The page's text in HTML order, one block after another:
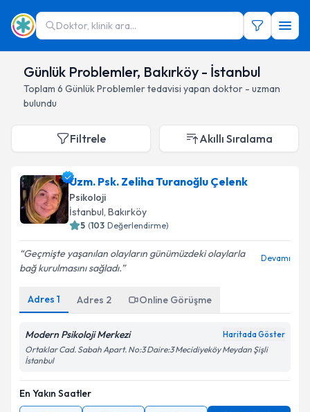
Doktor, klinik ara...
Günlük Problemler, Bakırköy - İstanbul
Toplam 6 Günlük Problemlertedavisi yapan doktor - uzman
bulundu
Filtrele Akıllı Sıralama
Uzm. Psk. Zeliha Turanoğlu Çelenk
Psikoloji
İstanbul, Bakırköy
5 (103 Değerlendirme)
Geçmişte yaşanılan olayların günümüzdeki olaylarla
bağ kurulmasını sağladı.
Devamı
Adres 1 Adres 2 Online Görüşme
Modern Psikoloji Merkezi Haritada Göster
Ortaklar Cad. Sabah Apart. No:3 Daire:3 Mecidiyeköy Meydan Şişli
İstanbul
En Yakın Saatler